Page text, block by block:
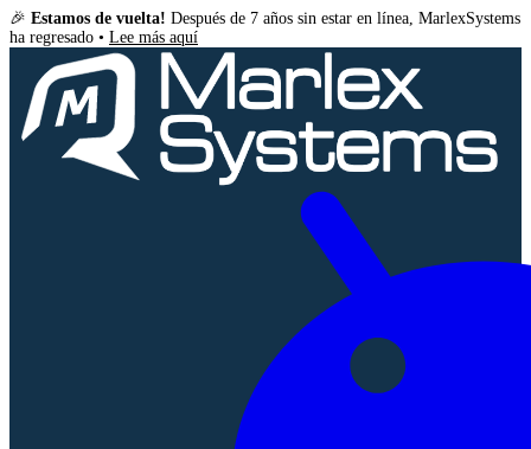
🎉 Estamos de vuelta! Después de 7 años sin estar en línea, MarlexSystems
ha regresado • Lee más aquí